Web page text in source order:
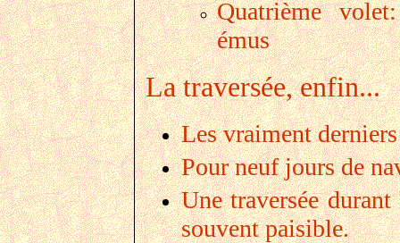
Quatrième
émus
La traversée, enfin...
Les vraiment
Pour neuf jours de
Une traversée
souvent paisible.